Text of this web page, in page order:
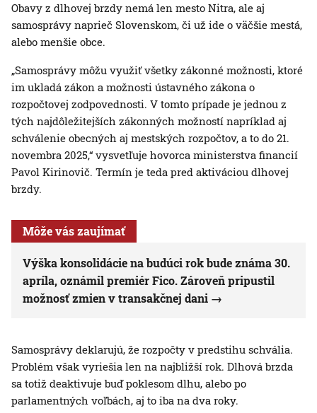
Obavy z dlhovej brzdy nemá len mesto Nitra, ale aj
samosprávy naprieč Slovenskom, či už ide o väčšie mestá,
alebo menšie obce.
„Samosprávy môžu využiť všetky zákonné možnosti, ktoré
im ukladá zákon a možnosti ústavného zákona o
rozpočtovej zodpovednosti. V tomto prípade je jednou z
tých najdôležitejších zákonných možností napríklad aj
schválenie obecných aj mestských rozpočtov, a to do 21.
novembra 2025,“ vysvetľuje hovorca ministerstva financií
Pavol Kirinovič. Termín je teda pred aktiváciou dlhovej
brzdy.
Môže vás zaujímať
Výška konsolidácie na budúci rok bude známa 30.
apríla, oznámil premiér Fico. Zároveň pripustil
možnosť zmien v transakčnej dani
Samosprávy deklarujú, že rozpočty v predstihu schvália.
Problém však vyriešia len na najbližší rok. Dlhová brzda
sa totiž deaktivuje buď poklesom dlhu, alebo po
parlamentných voľbách, aj to iba na dva roky.